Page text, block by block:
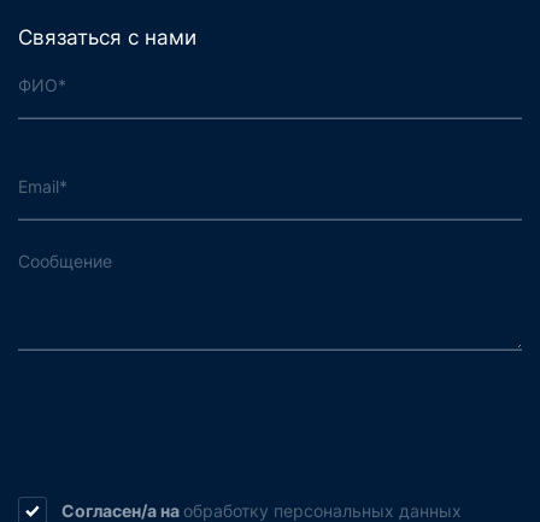
Связаться с нами
Согласен/а на обработку персональных данных